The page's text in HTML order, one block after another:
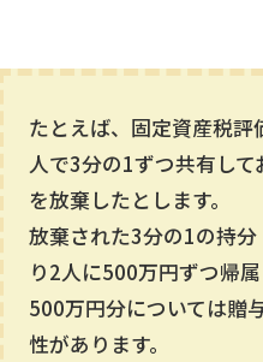
たとえば、固定資産税
人で3分の1ずつ共有し
を放棄したとします。
放棄された3分の1の持
り2人に500万円ずつ帰
500万円分については贈
性があります。